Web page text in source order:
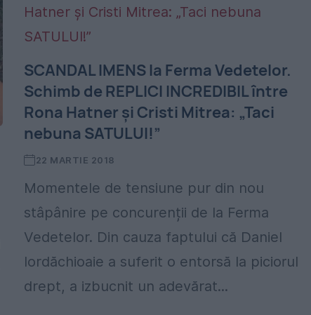
SCANDAL IMENS la Ferma Vedetelor.
Schimb de REPLICI INCREDIBIL între
Rona Hatner și Cristi Mitrea: „Taci
nebuna SATULUI!”
22 MARTIE 2018
Momentele de tensiune pur din nou
stâpânire pe concurenții de la Ferma
Vedetelor. Din cauza faptului că Daniel
Iordăchioaie a suferit o entorsă la piciorul
drept, a izbucnit un adevărat...